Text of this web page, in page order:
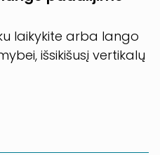
laikykite arba lango
išsikišusį vertikalų